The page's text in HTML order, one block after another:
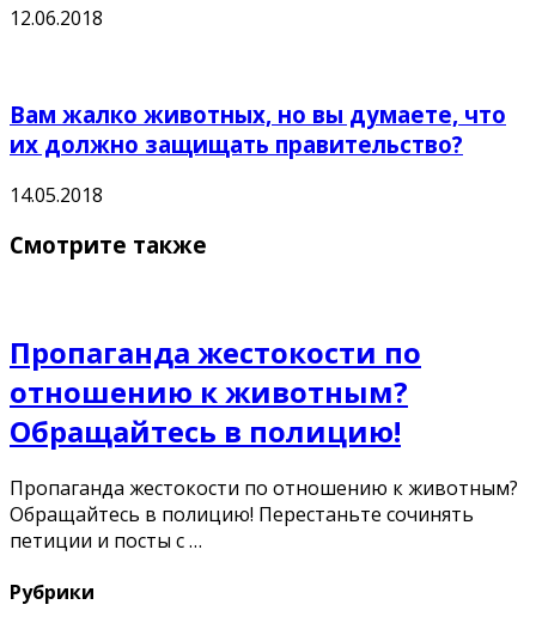
12.06.2018
Вам жалко животных, но вы думаете, что
их должно защищать правительство?
14.05.2018
Смотрите также
Пропаганда жестокости по
отношению к животным?
Обращайтесь в полицию!
Пропаганда жестокости по отношению к животным?
Обращайтесь в полицию! Перестаньте сочинять
петиции и посты с …
Рубрики